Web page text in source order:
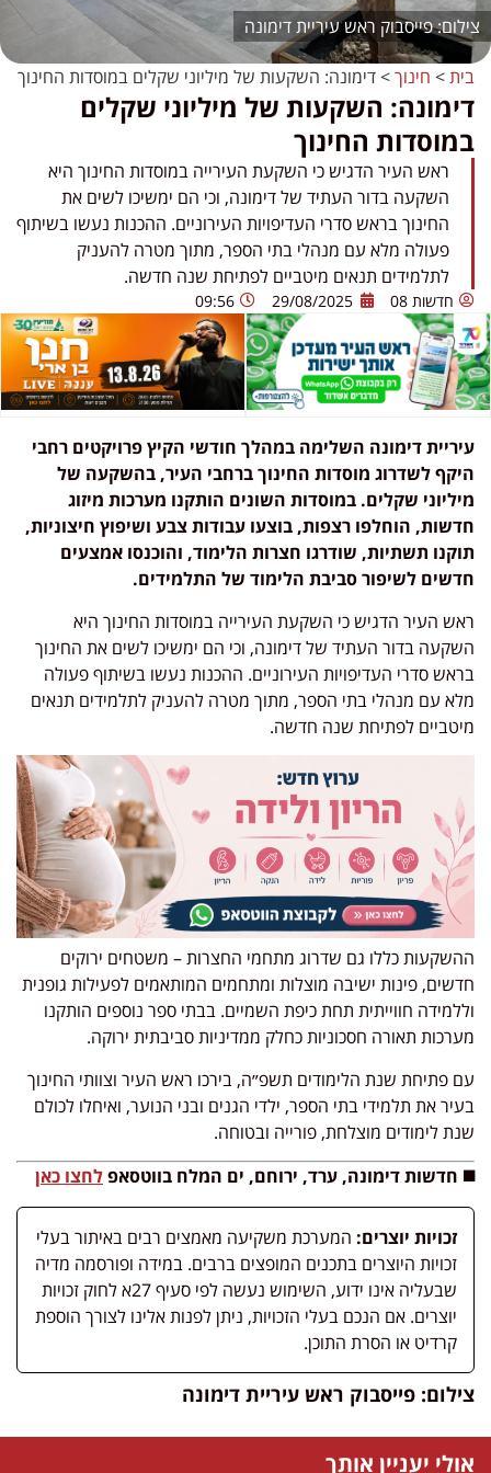
פייסבוק ראש עיריית דימונה
בית> חינוך>דימונה: השקעות של מיליוני שקלים במוסדות החינוך
דימונה: השקעות של מיליוני שקלים
במוסדות החינוך
ראש העיר הדגיש כי השקעת העירייה במוסדות החינוך היא
השקעה בדור העתיד של דימונה, וכי הם ימשיכו לשים את
החינוך בראש סדרי העדיפויות העירוניים. ההכנות נעשו בשיתוף
פעולה מלא עם מנהלי בתי הספר, מתוך מטרה להעניק
לתלמידים תנאים מיטביים לפתיחת שנה חדשה.
חדשות 08 29/08/2025
09:56
עיריית דימונה השלימה במהלך חודשי הקיץ פרויקטים רחבי
היקף לשדרוג מוסדות החינוך ברחבי העיר, בהשקעה של
מיליוני שקלים. במוסדות השונים הותקנו מערכות מיזוג
חדשות, הוחלפו רצפות, בוצעו עבודות צבע ושיפוץ חיצוניות,
תוקנו תשתיות, שודרגו חצרות הלימוד, והוכנסו אמצעים
חדשים לשיפור סביבת הלימוד של התלמידים.
ראש העיר הדגיש כי השקעת העירייה במוסדות החינוך היא
השקעה בדור העתיד של דימונה, וכי הם ימשיכו לשים את החינוך
בראש סדרי העדיפויות העירוניים. ההכנות נעשו בשיתוף פעולה
מלא עם מנהלי בתי הספר, מתוך מטרה להעניק לתלמידים תנאים
מיטביים לפתיחת שנה חדשה.
ההשקעות כללו גם שדרוג מתחמי החצרות – משטחים ירוקים
חדשים, פינות ישיבה מוצלות ומתחמים המותאמים לפעילות גופנית
וללמידה חווייתית תחת כיפת השמיים. בבתי ספר נוספים הותקנו
מערכות תאורה חסכוניות כחלק ממדיניות סביבתית ירוקה.
עם פתיחת שנת הלימודים תשפ״ה, בירכו ראש העיר וצוותי החינוך
בעיר את תלמידי בתי הספר, ילדי הגנים ובני הנוער, ואיחלו לכולם
שנת לימודים מוצלחת, פורייה ובטוחה.
◼️ חדשות דימונה, ערד, ירוחם, ים המלח בווטסאפלחצו כאן
זכויות יוצרים: המערכת משקיעה מאמצים רבים באיתור בעלי
זכויות היוצרים בתכנים המופצים ברבים. במידה ופורסמה מדיה
שבעליה אינו ידוע, השימוש נעשה לפי סעיף 27א לחוק זכויות
יוצרים. אם הנכם בעלי הזכויות, ניתן לפנות אלינו לצורך הוספת
קרדיט או הסרת התוכן.
צילום: פייסבוק ראש עיריית דימונה
אולי יעניין אותך